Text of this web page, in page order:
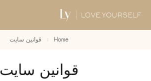
Home قوانین سایت
قوانین سایت